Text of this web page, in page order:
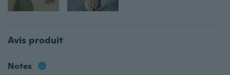
Avis produit
Notes